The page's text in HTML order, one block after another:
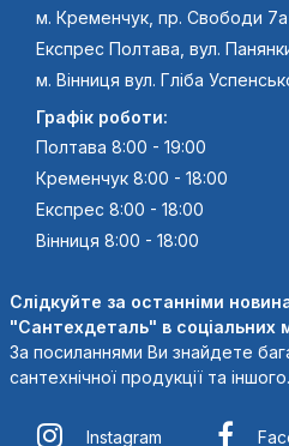
м. Кременчук, пр. Свободи 7а
Експрес Полтава, вул.
м. Вінниця вул. Гліба
Графік роботи:
Полтава 8:00 - 19:00
Кременчук 8:00 - 18:00
Експрес 8:00 - 18:00
Вінниця 8:00 - 18:00
Слідкуйте за останніми
"Сантехдеталь" в соціальних
За посиланнями Ви знайдете
сантехнічної продукції та іншого.
Instagram